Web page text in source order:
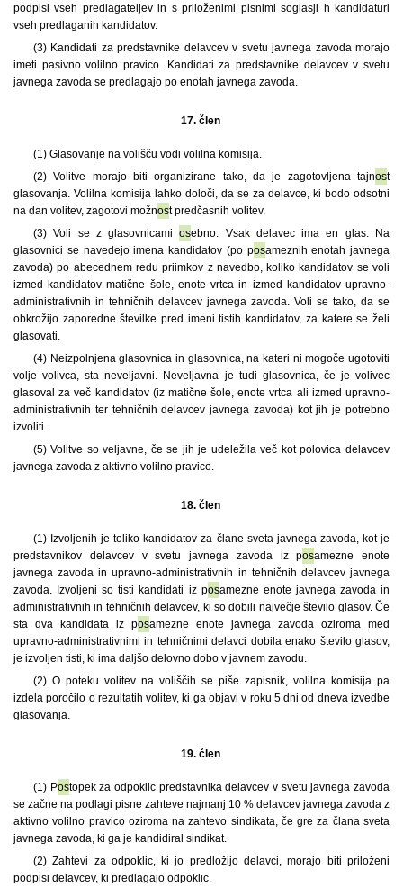
podpisi vseh predlagateljev in s priloženimi pisnimi soglasji h kandidaturi
vseh predlaganih kandidatov.
(3) Kandidati za predstavnike delavcev v svetu javnega zavoda morajo
imeti pasivno volilno pravico. Kandidati za predstavnike delavcev v svetu
javnega zavoda se predlagajo po enotah javnega zavoda.
17. člen
(1) Glasovanje na volišču vodi volilna komisija.
(2) Volitve morajo biti organizirane tako, da je zagotovljena tajnost
glasovanja. Volilna komisija lahko določi, da se za delavce, ki bodo odsotni
na dan volitev, zagotovi možnost predčasnih volitev.
(3) Voli se z glasovnicamiosebno. Vsak delavec ima en glas. Na
glasovnici se navedejo imena kandidatov (po posameznih enotah javnega
zavoda) po abecednem redu priimkov z navedbo, koliko kandidatov se voli
izmed kandidatov matične šole, enote vrtca in izmed kandidatov upravno-
administrativnih in tehničnih delavcev javnega zavoda. Voli se tako, da se
obkrožijo zaporedne številke pred imeni tistih kandidatov, za katere se želi
glasovati.
(4) Neizpolnjena glasovnica in glasovnica, na kateri ni mogoče ugotoviti
volje volivca, sta neveljavni. Neveljavna je tudi glasovnica, če je volivec
glasoval za več kandidatov (iz matične šole, enote vrtca ali izmed upravno-
administrativnih ter tehničnih delavcev javnega zavoda) kot jih je potrebno
izvoliti.
(5) Volitve so veljavne, če se jih je udeležila več kot polovica delavcev
javnega zavoda z aktivno volilno pravico.
18. člen
(1) Izvoljenih je toliko kandidatov za člane sveta javnega zavoda, kot je
predstavnikov delavcev v svetu javnega zavoda iz posamezne enote
javnega zavoda in upravno-administrativnih in tehničnih delavcev javnega
zavoda. Izvoljeni so tisti kandidati iz posamezne enote javnega zavoda in
administrativnih in tehničnih delavcev, ki so dobili največje število glasov. Če
sta dva kandidata iz posamezne enote javnega zavoda oziroma med
upravno-administrativnimi in tehničnimi delavci dobila enako število glasov,
je izvoljen tisti, ki ima daljšo delovno dobo v javnem zavodu.
(2) O poteku volitev na voliščih se piše zapisnik, volilna komisija pa
izdela poročilo o rezultatih volitev, ki ga objavi v roku 5 dni od dneva izvedbe
glasovanja.
19. člen
(1) Postopek za odpoklic predstavnika delavcev v svetu javnega zavoda
se začne na podlagi pisne zahteve najmanj 10 % delavcev javnega zavoda z
aktivno volilno pravico oziroma na zahtevo sindikata, če gre za člana sveta
javnega zavoda, ki ga je kandidiral sindikat.
(2) Zahtevi za odpoklic, ki jo predložijo delavci, morajo biti priloženi
podpisi delavcev, ki predlagajo odpoklic.